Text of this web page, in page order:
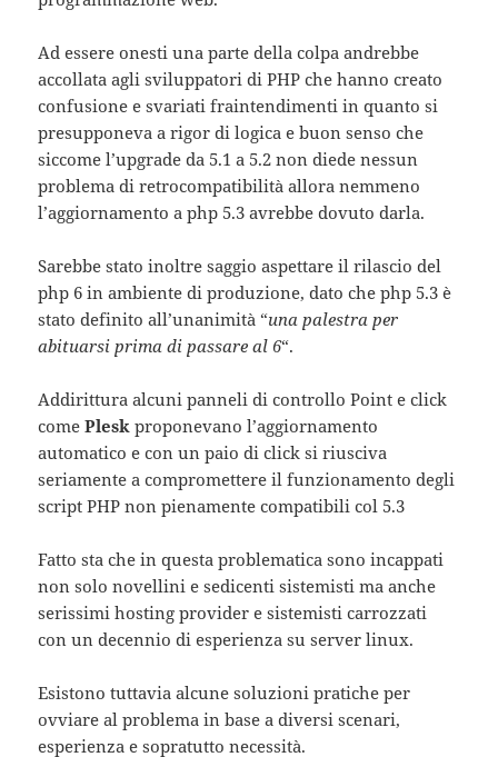
Ad essere onesti una parte della colpa andrebbe
accollata agli sviluppatori di PHP che hanno creato
confusione e svariati fraintendimenti in quanto si
presupponeva a rigor di logica e buon senso che
siccome l’upgrade da 5.1 a 5.2 non diede nessun
problema di retrocompatibilità allora nemmeno
l’aggiornamento a php 5.3 avrebbe dovuto darla.
Sarebbe stato inoltre saggio aspettare il rilascio del
php 6 in ambiente di produzione, dato che php 5.3 è
stato definito all’unanimità “una palestra per
abituarsi prima di passare al 6“.
Addirittura alcuni panneli di controllo Point e click
comePlesk proponevano l’aggiornamento
automatico e con un paio di click si riusciva
seriamente a compromettere il funzionamento degli
script PHP non pienamente compatibili col 5.3
Fatto sta che in questa problematica sono incappati
non solo novellini e sedicenti sistemisti ma anche
serissimi hosting provider e sistemisti carrozzati
con un decennio di esperienza su server linux.
Esistono tuttavia alcune soluzioni pratiche per
ovviare al problema in base a diversi scenari,
esperienza e sopratutto necessità.